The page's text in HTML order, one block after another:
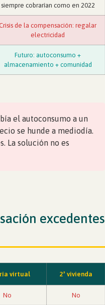
siempre cobrarían como en 2022
de la compensación: regalar
electricidad
Futuro: autoconsumo +
almacenamiento + comunidad
el autoconsumo a un
se hunde a mediodía.
La solución no es
excedentes
virtual 2ª vivienda
No No